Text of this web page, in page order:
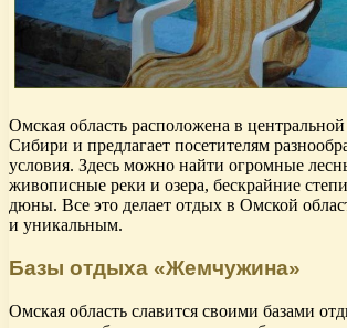
Омская область расположена в
Сибири и предлагает посетителям
условия. Здесь можно найти огромные
живописные реки и озера, бескрайние
дюны. Все это делает отдых в Омской
и уникальным.
Базы отдыха «Жемчужина»
Омская область славится своими базами